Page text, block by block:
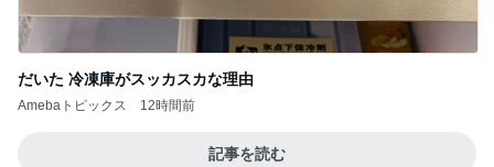
だいた 冷凍庫がスッカスカな理由
Amebaトピックス 12時間前
記事を読む